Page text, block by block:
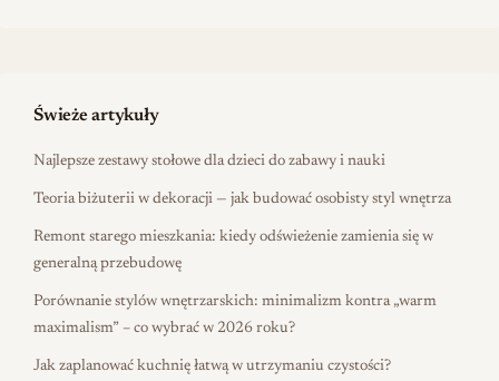
Świeże artykuły
Najlepsze zestawy stołowe dla dzieci do zabawy i nauki
Teoria biżuterii w dekoracji — jak budować osobisty styl wnętrza
Remont starego mieszkania: kiedy odświeżenie zamienia się w
generalną przebudowę
Porównanie stylów wnętrzarskich: minimalizm kontra „warm
maximalism” – co wybrać w 2026 roku?
Jak zaplanować kuchnię łatwą w utrzymaniu czystości?